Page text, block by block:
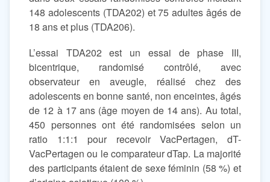
148 adolescents (TDA202) et 75 adultes âgés de
18 ans et plus (TDA206).
L’essai TDA202 est un essai de phase III,
bicentrique, randomisé contrôlé, avec
observateur en aveugle, réalisé chez des
adolescents en bonne santé, non enceintes, âgés
de 12 à 17 ans (âge moyen de 14 ans). Au total,
450 personnes ont été randomisées selon un
ratio 1:1:1 pour recevoir VacPertagen, dT-
VacPertagen ou le comparateur dTap. La majorité
des participants étaient de sexe féminin (58 %) et